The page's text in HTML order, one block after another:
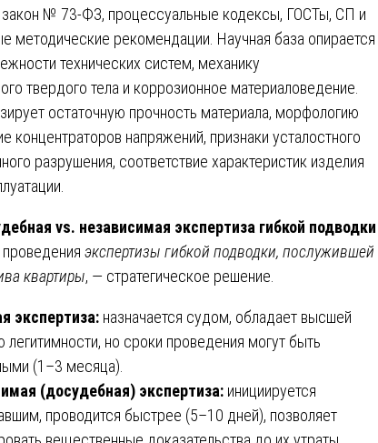
№ 73-ФЗ, процессуальные кодексы, ГОСТы, СП и
методические рекомендации. Научная база опирается
технических систем, механику
твердого тела и коррозионное материаловедение.
остаточную прочность материала, морфологию
концентраторов напряжений, признаки усталостного
разрушения, соответствие характеристик изделия
vs. независимая экспертиза гибкой подводки
экспертизы гибкой подводки, послужившей
квартиры, — стратегическое решение.
экспертиза: назначается судом, обладает высшей
легитимности, но сроки проведения могут быть
(1–3 месяца).
(досудебная) экспертиза: инициируется
проводится быстрее (5–10 дней), позволяет